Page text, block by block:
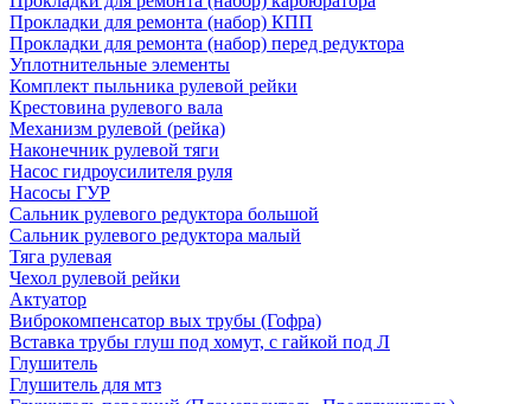
Прокладки для ремонта (набор) КПП
Прокладки для ремонта (набор) перед редуктора
Уплотнительные элементы
Комплект пыльника рулевой рейки
Крестовина рулевого вала
Механизм рулевой (рейка)
Наконечник рулевой тяги
Насос гидроусилителя руля
Насосы ГУР
Сальник рулевого редуктора большой
Сальник рулевого редуктора малый
Тяга рулевая
Чехол рулевой рейки
Актуатор
Виброкомпенсатор вых трубы (Гофра)
Вставка трубы глуш под хомут, с гайкой под Л
Глушитель
Глушитель для мтз